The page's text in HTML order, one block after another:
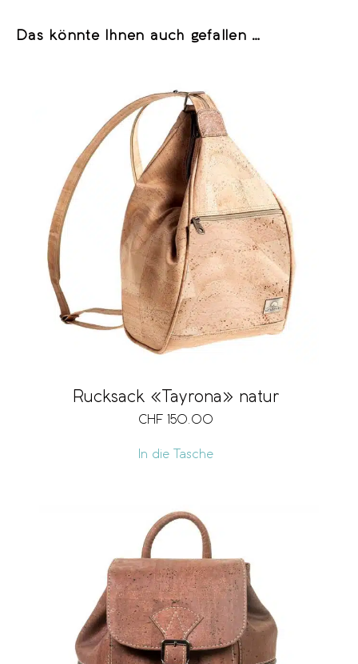
Das könnte Ihnen auch gefallen …
Rucksack «Tayrona» natur
CHF 150.00
In die Tasche